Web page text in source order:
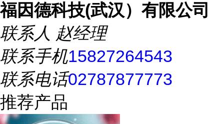
福因德科技(武汉）有限公司
联系人 赵经理
联系手机15827264543
联系电话02787877773
推荐产品